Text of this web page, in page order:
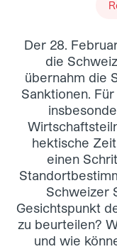
Der 28.
die
übernahm die
Sanktionen.
hektische
einen
Schweizer
Gesichtspunkt
zu beurteilen?
und wie